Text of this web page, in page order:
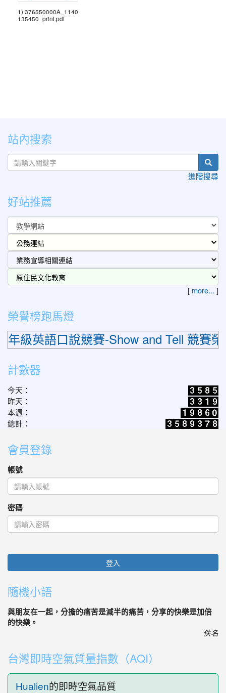
1) 376550000A_1140
135450_print.pdf
站內搜索
進階搜尋
好站推薦
[ more... ]
榮譽榜跑馬燈
英語口說競賽-Show and Tell 競賽榮獲
計數器
今天：
昨天：
本週：
總計：
會員登錄
帳號
密碼
登入
隨機小語
與朋友在一起，分擔的痛苦是減半的痛苦，分享的快樂是加倍
的快樂。
佚名
台灣即時空氣質量指數（AQI）
Hualien的即時空氣品質